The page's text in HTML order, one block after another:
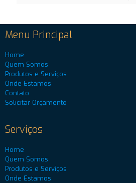
Menu Principal
Home
Quem Somos
Produtos e Serviços
Onde Estamos
Contato
Solicitar Orçamento
Serviços
Home
Quem Somos
Produtos e Serviços
Onde Estamos